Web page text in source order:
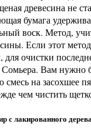
древесина не
бумага
воск. Метод,
Если этот
очистки
Вам нужно
на засохшее
чем чистить
с лакированного